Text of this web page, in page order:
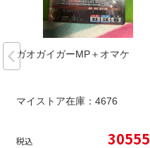
ガオガイガーMP＋オマケ
マイストア在庫： 4676
税込 30555